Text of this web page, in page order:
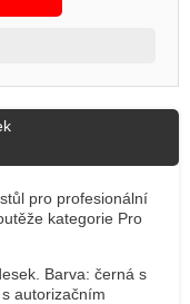
pro profesionální
kategorie Pro
Barva: černá s
autorizačním